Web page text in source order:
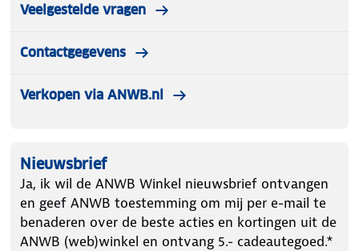
Veelgestelde vragen
Contactgegevens
Verkopen via ANWB.nl
Nieuwsbrief
Ja, ik wil de ANWB Winkel nieuwsbrief ontvangen
en geef ANWB toestemming om mij per e-mail te
benaderen over de beste acties en kortingen uit de
ANWB (web)winkel en ontvang 5.- cadeautegoed.*